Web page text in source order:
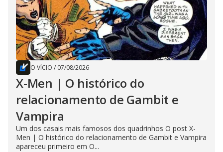
O VÍCIO / 07/08/2026
X-Men | O histórico do
relacionamento de Gambit e
Vampira
Um dos casais mais famosos dos quadrinhos O post X-
Men | O histórico do relacionamento de Gambit e Vampira
apareceu primeiro em O...